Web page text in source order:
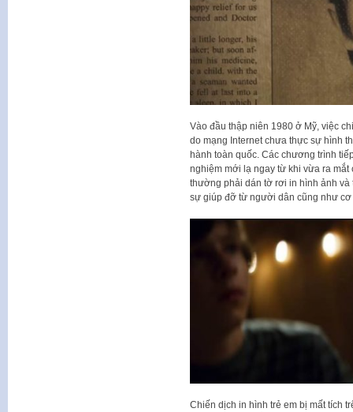
Vào đầu thập niên 1980 ở Mỹ, việc
do mạng Internet chưa thực sự hình
hành toàn quốc. Các chương trình
nghiệm mới lạ ngay từ khi vừa ra mắt
thường phải dán tờ rơi in hình ảnh
sự giúp đỡ từ người dân cũng như
Chiến dịch in hình trẻ em bị mất tích